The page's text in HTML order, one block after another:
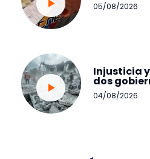
05/08/2026
Injusticia
dos
04/08/2026